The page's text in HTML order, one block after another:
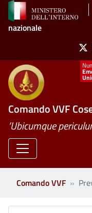
Salta al contenuto
nazionale
X
Comando VVF
’Ubicumque
Comando VVF